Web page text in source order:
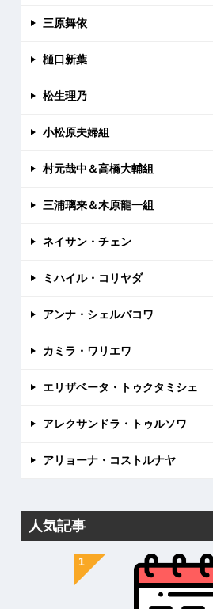
三原舞依
樋口新葉
松生理乃
小松原夫婦組
村元哉中＆高橋大輔組
三浦璃来＆木原龍一組
ネイサン・チェン
ミハイル・コリヤダ
アンナ・シェルバコワ
カミラ・ワリエワ
エリザベータ・トゥクタミシェ
アレクサンドラ・トゥルソワ
アリョーナ・コストルナヤ
人気記事